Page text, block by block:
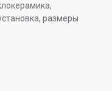
размеры